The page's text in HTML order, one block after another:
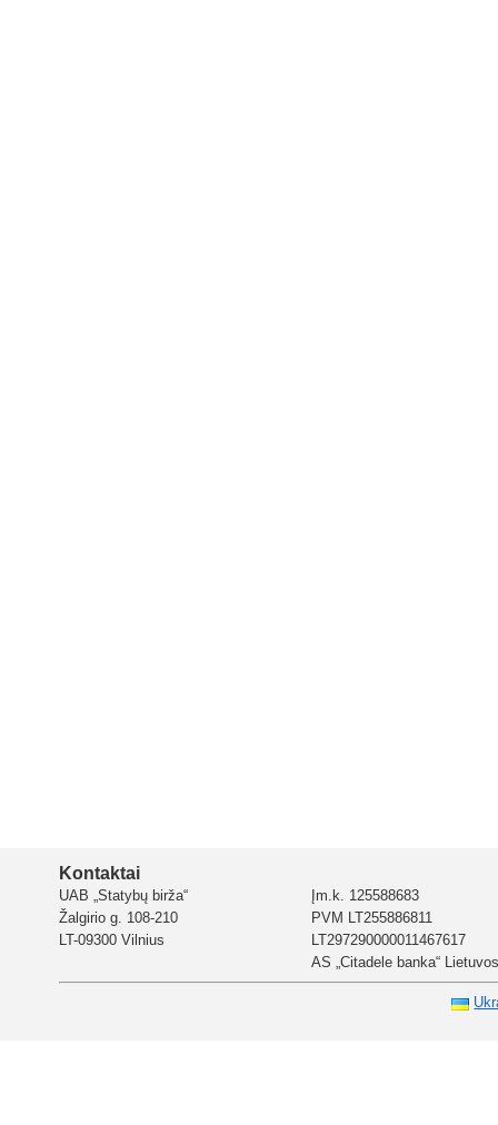
Kontaktai
UAB „Statybų birža“
Žalgirio g. 108-210
LT-09300 Vilnius
Įm.k. 125588683
PVM LT255886811
LT297290000011467617
AS „Citadele banka“